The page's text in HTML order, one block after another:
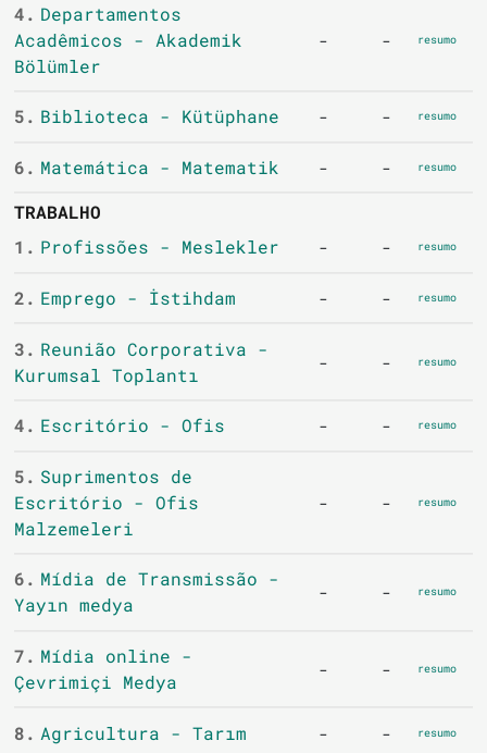
4. Departamentos
Acadêmicos - Akademik
Bölümler
- - resumo
5. Biblioteca - Kütüphane - - resumo
6. Matemática - Matematik - - resumo
TRABALHO
1. Profissões - Meslekler - - resumo
2. Emprego - İstihdam - - resumo
3. Reunião Corporativa -
Kurumsal Toplantı
- - resumo
4. Escritório - Ofis - - resumo
5. Suprimentos de
Escritório - Ofis
Malzemeleri
- - resumo
6. Mídia de Transmissão -
Yayın medya
- - resumo
7. Mídia online -
Çevrimiçi Medya
- - resumo
8. Agricultura - Tarım - - resumo